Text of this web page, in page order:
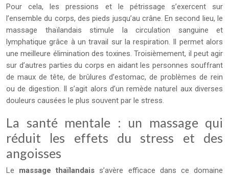
Pour cela, les pressions et le pétrissage s’exercent sur
l’ensemble du corps, des pieds jusqu’au crâne. En second lieu, le
massage thaïlandais stimule la circulation sanguine et
lymphatique grâce à un travail sur la respiration. Il permet alors
une meilleure élimination des toxines. Troisièmement, il peut agir
sur d’autres parties du corps en aidant les personnes souffrant
de maux de tête, de brûlures d’estomac, de problèmes de rein
ou de digestion. Il s’agit alors d’un remède naturel aux diverses
douleurs causées le plus souvent par le stress.
La santé mentale : un massage qui
réduit les effets du stress et des
angoisses
Le massage thaïlandais s’avère efficace dans ce domaine